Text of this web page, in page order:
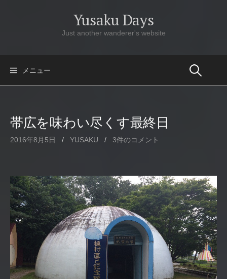
Yusaku Days
Just another wanderer's website
メニュー
帯広を味わい尽くす最終日
2016年8月5日 / YUSAKU / 3件のコメント